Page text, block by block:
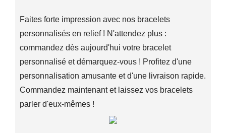
Faites forte impression avec nos bracelets
personnalisés en relief ! N'attendez plus :
commandez dès aujourd'hui votre bracelet
personnalisé et démarquez-vous ! Profitez d'une
personnalisation amusante et d'une livraison rapide.
Commandez maintenant et laissez vos bracelets
parler d'eux-mêmes !